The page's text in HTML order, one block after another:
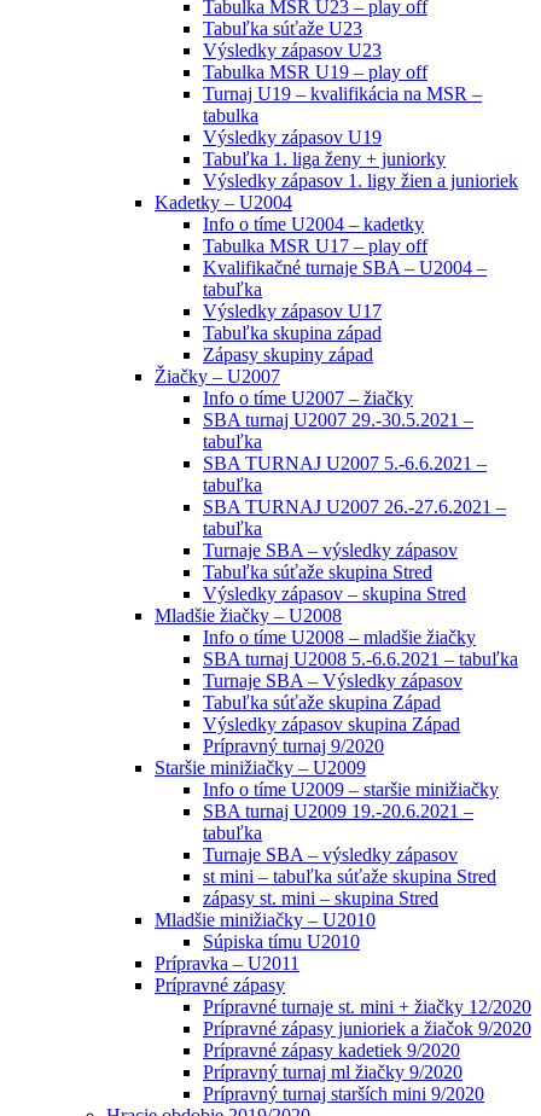
Tabulka MSR U23 – play off
Tabuľka súťaže U23
Výsledky zápasov U23
Tabulka MSR U19 – play off
Turnaj U19 – kvalifikácia na MSR –
tabulka
Výsledky zápasov U19
Tabuľka 1. liga ženy + juniorky
Výsledky zápasov 1. ligy žien a junioriek
Kadetky – U2004
Info o tíme U2004 – kadetky
Tabulka MSR U17 – play off
Kvalifikačné turnaje SBA – U2004 –
tabuľka
Výsledky zápasov U17
Tabuľka skupina západ
Zápasy skupiny západ
Žiačky – U2007
Info o tíme U2007 – žiačky
SBA turnaj U2007 29.-30.5.2021 –
tabuľka
SBA TURNAJ U2007 5.-6.6.2021 –
tabuľka
SBA TURNAJ U2007 26.-27.6.2021 –
tabuľka
Turnaje SBA – výsledky zápasov
Tabuľka súťaže skupina Stred
Výsledky zápasov – skupina Stred
Mladšie žiačky – U2008
Info o tíme U2008 – mladšie žiačky
SBA turnaj U2008 5.-6.6.2021 – tabuľka
Turnaje SBA – Výsledky zápasov
Tabuľka súťaže skupina Západ
Výsledky zápasov skupina Západ
Prípravný turnaj 9/2020
Staršie minižiačky – U2009
Info o tíme U2009 – staršie minižiačky
SBA turnaj U2009 19.-20.6.2021 –
tabuľka
Turnaje SBA – výsledky zápasov
st mini – tabuľka súťaže skupina Stred
zápasy st. mini – skupina Stred
Mladšie minižiačky – U2010
Súpiska tímu U2010
Prípravka – U2011
Prípravné zápasy
Prípravné turnaje st. mini + žiačky 12/2020
Prípravné zápasy junioriek a žiačok 9/2020
Prípravné zápasy kadetiek 9/2020
Prípravný turnaj ml žiačky 9/2020
Prípravný turnaj starších mini 9/2020